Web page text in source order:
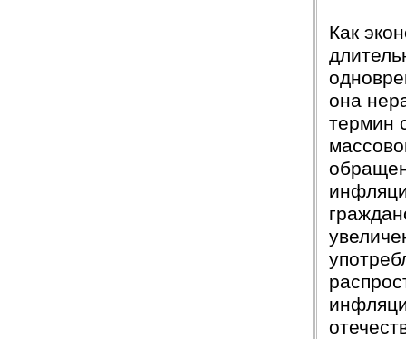
Как
она
термин